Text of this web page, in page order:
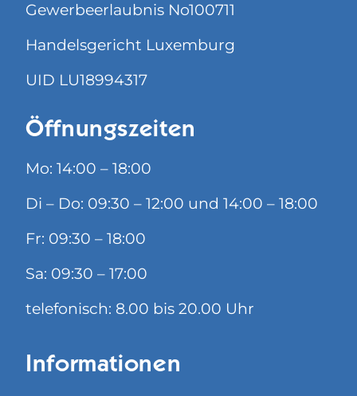
Gewerbeerlaubnis No100711
Handelsgericht Luxemburg
UID LU18994317
Öffnungszeiten
Mo: 14:00 – 18:00
Di – Do: 09:30 – 12:00 und 14:00 – 18:00
Fr: 09:30 – 18:00
Sa: 09:30 – 17:00
telefonisch: 8.00 bis 20.00 Uhr
Informationen